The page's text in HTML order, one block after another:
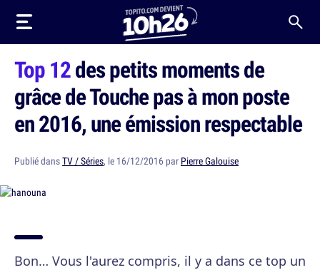
Top 12des petits moments de
grâce de Touche pas à mon poste
en 2016, une émission respectable
Publié dansTV / Séries, le 16/12/2016 par Pierre Galouise
Bon… Vous l'aurez compris, il y a dans ce top un